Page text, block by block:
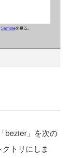
bezier」を次の
トリにしま